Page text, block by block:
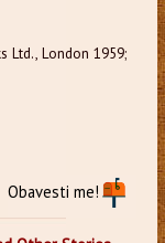
Ltd., London 1959;
Obavesti me!